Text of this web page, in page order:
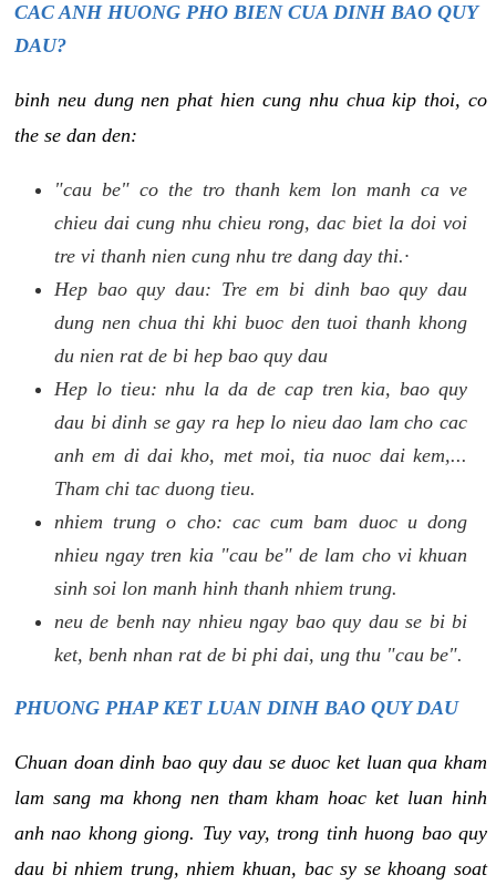
CAC ANH HUONG PHO BIEN CUA DINH BAO QUY
DAU?
binh neu dung nen phat hien cung nhu chua kip thoi, co
the se dan den:
"cau be" co the tro thanh kem lon manh ca ve
chieu dai cung nhu chieu rong, dac biet la doi voi
tre vi thanh nien cung nhu tre dang day thi.·
Hep bao quy dau: Tre em bi dinh bao quy dau
dung nen chua thi khi buoc den tuoi thanh khong
du nien rat de bi hep bao quy dau
Hep lo tieu: nhu la da de cap tren kia, bao quy
dau bi dinh se gay ra hep lo nieu dao lam cho cac
anh em di dai kho, met moi, tia nuoc dai kem,...
Tham chi tac duong tieu.
nhiem trung o cho: cac cum bam duoc u dong
nhieu ngay tren kia "cau be" de lam cho vi khuan
sinh soi lon manh hinh thanh nhiem trung.
neu de benh nay nhieu ngay bao quy dau se bi bi
ket, benh nhan rat de bi phi dai, ung thu "cau be".
PHUONG PHAP KET LUAN DINH BAO QUY DAU
Chuan doan dinh bao quy dau se duoc ket luan qua kham
lam sang ma khong nen tham kham hoac ket luan hinh
anh nao khong giong. Tuy vay, trong tinh huong bao quy
dau bi nhiem trung, nhiem khuan, bac sy se khoang soat